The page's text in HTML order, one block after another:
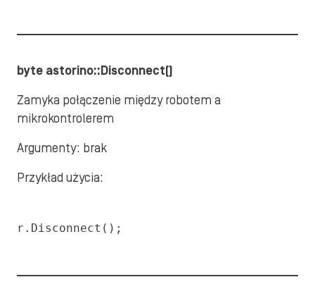
byte astorino::Disconnect()
Zamyka połączenie między robotem a
mikrokontrolerem
Argumenty: brak
Przykład użycia:
r.Disconnect();